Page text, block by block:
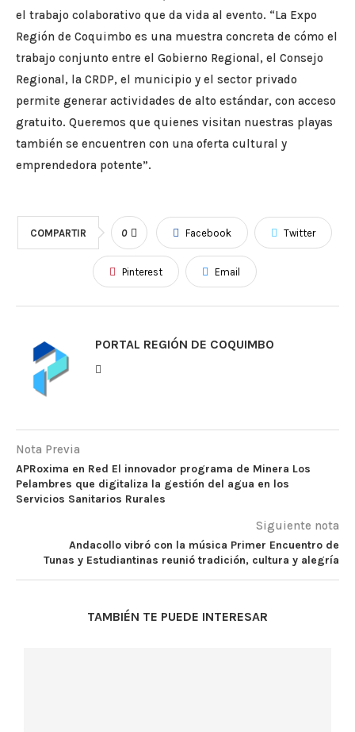
el trabajo colaborativo que da vida al evento. “La Expo
Región de Coquimbo es una muestra concreta de cómo el
trabajo conjunto entre el Gobierno Regional, el Consejo
Regional, la CRDP, el municipio y el sector privado
permite generar actividades de alto estándar, con acceso
gratuito. Queremos que quienes visitan nuestras playas
también se encuentren con una oferta cultural y
emprendedora potente”.
COMPARTIR 0 Facebook Twitter
Pinterest Email
PORTAL REGIÓN DE COQUIMBO
Nota Previa
APRoxima en Red El innovador programa de Minera Los
Pelambres que digitaliza la gestión del agua en los
Servicios Sanitarios Rurales
Siguiente nota
Andacollo vibró con la música Primer Encuentro de
Tunas y Estudiantinas reunió tradición, cultura y alegría
TAMBIÉN TE PUEDE INTERESAR